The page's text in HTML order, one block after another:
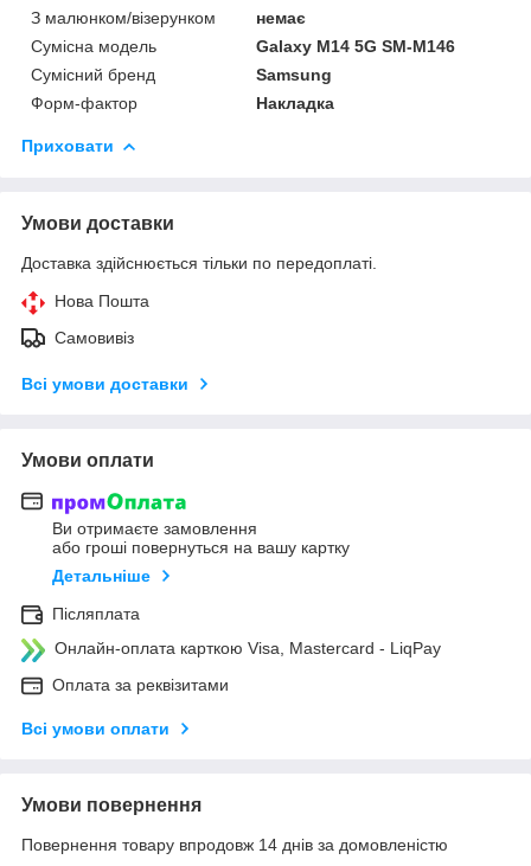
З малюнком/візерунком
немає
Сумісна модель
Galaxy M14 5G SM-M146
Сумісний бренд
Samsung
Форм-фактор
Накладка
Приховати
Умови доставки
Доставка здійснюється тільки по передоплаті.
Нова Пошта
Самовивіз
Всі умови доставки
Умови оплати
Ви отримаєте замовлення
або гроші повернуться на вашу картку
Детальніше
Післяплата
Онлайн-оплата карткою Visa, Mastercard - LiqPay
Оплата за реквізитами
Всі умови оплати
Умови повернення
Повернення товару впродовж 14 днів за домовленістю